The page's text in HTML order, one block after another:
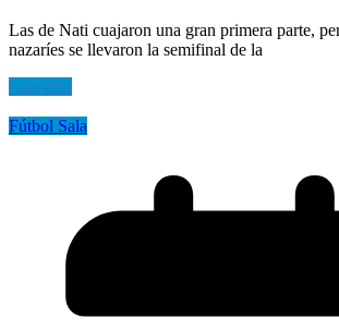
Las de Nati cuajaron una gran primera parte,
nazaríes se llevaron la semifinal de la
Leer más
Fútbol Sala